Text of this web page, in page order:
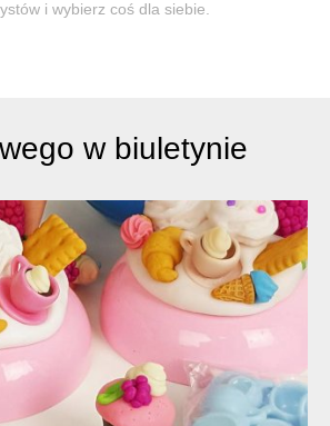
i wybierz coś dla siebie.
w biuletynie